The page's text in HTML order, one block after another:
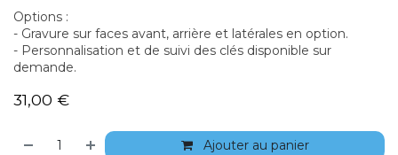
Options :
- Gravure sur faces avant, arrière et latérales en option.
- Personnalisation et de suivi des clés disponible sur
demande.
31,00 €
Ajouter au panier